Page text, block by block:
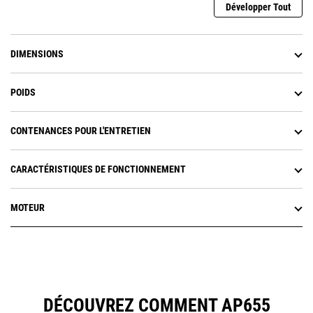
Développer Tout
DIMENSIONS
POIDS
CONTENANCES POUR L'ENTRETIEN
CARACTÉRISTIQUES DE FONCTIONNEMENT
MOTEUR
DÉCOUVREZ COMMENT AP655